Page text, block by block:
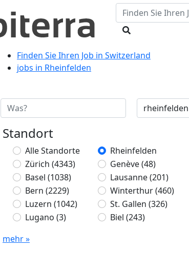
Finden Sie Ihren Job in Switzerland
jobs in Rheinfelden
Standort
Alle Standorte
Rheinfelden
Zürich (4343) Genève(48)
Basel (1038) Lausanne(201)
Bern (2229) Winterthur(460)
Luzern (1042) St. Gallen (326)
Lugano (3) Biel (243)
mehr »